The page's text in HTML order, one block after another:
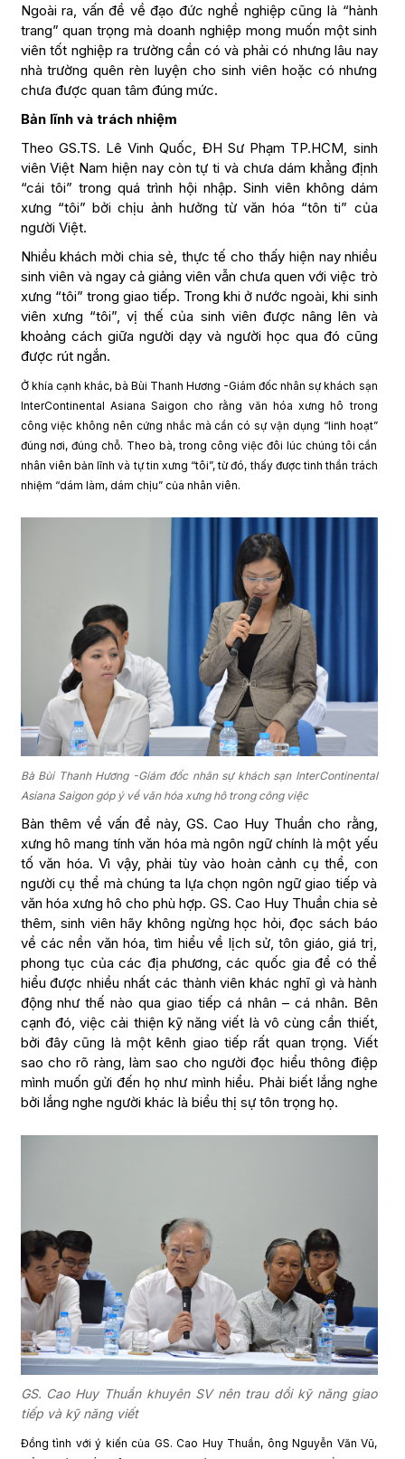
Ngoài ra, vấn đề về đạo đức nghề nghiệp cũng là “hành
trang” quan trọng mà doanh nghiệp mong muốn một sinh
viên tốt nghiệp ra trường cần có và phải có nhưng lâu nay
nhà trường quên rèn luyện cho sinh viên hoặc có nhưng
chưa được quan tâm đúng mức.
Bản lĩnh và trách nhiệm
Theo GS.TS. Lê Vinh Quốc, ĐH Sư Phạm TP.HCM, sinh
viên Việt Nam hiện nay còn tự ti và chưa dám khẳng định
“cái tôi” trong quá trình hội nhập. Sinh viên không dám
xưng “tôi” bởi chịu ảnh hưởng từ văn hóa “tôn ti” của
người Việt.
Nhiều khách mời chia sẻ, thực tế cho thấy hiện nay nhiều
sinh viên và ngay cả giảng viên vẫn chưa quen với việc trò
xưng “tôi” trong giao tiếp. Trong khi ở nước ngoài, khi sinh
viên xưng “tôi”, vị thế của sinh viên được nâng lên và
khoảng cách giữa người dạy và người học qua đó cũng
được rút ngắn.
Ở khía cạnh khác, bà Bùi Thanh Hương -Giám đốc nhân sự khách sạn
InterContinental Asiana Saigon cho rằng văn hóa xưng hô trong
công việc không nên cứng nhắc mà cần có sự vận dụng “linh hoạt”
đúng nơi, đúng chỗ. Theo bà, trong công việc đôi lúc chúng tôi cần
nhân viên bản lĩnh và tự tin xưng “tôi”, từ đó, thấy được tinh thần trách
nhiệm “dám làm, dám chịu” của nhân viên.
Bà Bùi Thanh Hương -Giám đốc nhân sự khách sạn InterContinental
Asiana Saigon góp ý về văn hóa xưng hô trong công việc
Bàn thêm về vấn đề này, GS. Cao Huy Thuần cho rằng,
xưng hô mang tính văn hóa mà ngôn ngữ chính là một yếu
tố văn hóa. Vì vậy, phải tùy vào hoàn cảnh cụ thể, con
người cụ thể mà chúng ta lựa chọn ngôn ngữ giao tiếp và
văn hóa xưng hô cho phù hợp. GS. Cao Huy Thuần chia sẻ
thêm, sinh viên hãy không ngừng học hỏi, đọc sách báo
về các nền văn hóa, tìm hiểu về lịch sử, tôn giáo, giá trị,
phong tục của các địa phương, các quốc gia để có thể
hiểu được nhiều nhất các thành viên khác nghĩ gì và hành
động như thế nào qua giao tiếp cá nhân – cá nhân. Bên
cạnh đó, việc cải thiện kỹ năng viết là vô cùng cần thiết,
bởi đây cũng là một kênh giao tiếp rất quan trọng. Viết
sao cho rõ ràng, làm sao cho người đọc hiểu thông điệp
mình muốn gửi đến họ như mình hiểu. Phải biết lắng nghe
bởi lắng nghe người khác là biểu thị sự tôn trọng họ.
GS. Cao Huy Thuần khuyên SV nên trau dồi kỹ năng giao
tiếp và kỹ năng viết
Đồng tình với ý kiến của GS. Cao Huy Thuần, ông Nguyễn Văn Vũ,